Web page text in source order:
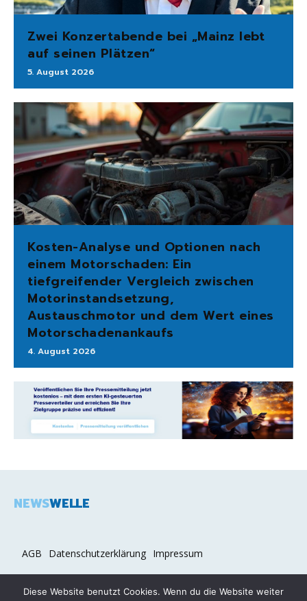
Zwei Konzertabende bei „Mainz lebt
auf seinen Plätzen“
5. August 2026
Kosten-Analyse und Optionen nach
einem Motorschaden: Ein
tiefgreifender Vergleich zwischen
Motorinstandsetzung,
Austauschmotor und dem Wert eines
Motorschadenankaufs
4. August 2026
NEWSWELLE
AGB Datenschutzerklärung Impressum
Diese Website benutzt Cookies. Wenn du die Website weiter